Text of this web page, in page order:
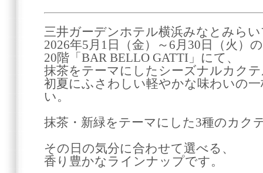
三井ガーデンホテル横浜みなとみら
2026年5月1日（金）～6月30日（火）
20階「BAR BELLO GATTI」にて、
抹茶をテーマにしたシーズナルカク
初夏にふさわしい軽やかな味わいの
い。
抹茶・新緑をテーマにした3種のカク
その日の気分に合わせて選べる、
香り豊かなラインナップです。